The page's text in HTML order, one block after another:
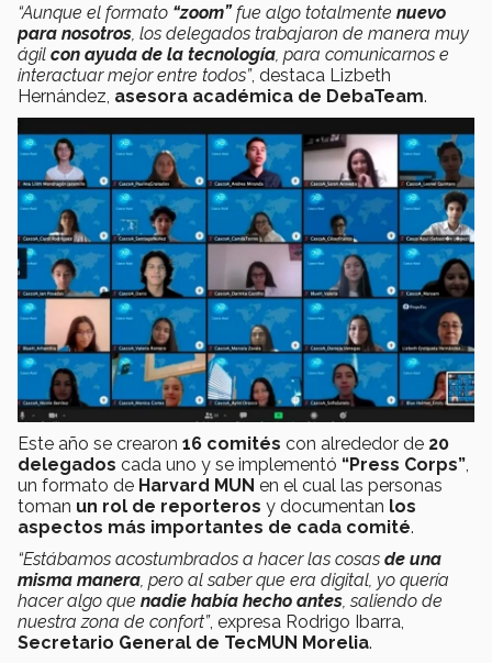
“Aunque el formato “zoom”fue algo totalmente nuevo
para nosotros , los delegados trabajaron de manera muy
ágil con ayuda de la tecnología , para comunicarnos e
interactuar mejor entre todos”, destaca Lizbeth
Hernández, asesora académica de DebaTeam.
Este año se crearon 16 comités con alrededor de 20
delegados cada uno y se implementó “Press Corps”,
un formato de Harvard MUN en el cual las personas
toman un rol de reporteros y documentan los
aspectos más importantes de cada comité.
“Estábamos acostumbrados a hacer las cosas de una
misma manera, pero al saber que era digital, yo quería
hacer algo que nadie había hecho antes, saliendo de
nuestra zona de confort”, expresa Rodrigo Ibarra,
Secretario General de TecMUN Morelia.